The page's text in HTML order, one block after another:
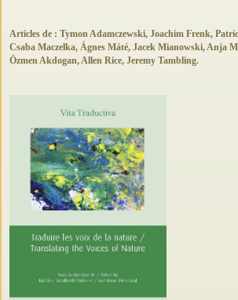
Articles de : Tymon Adamczewski, Joachim Frenk,
Csaba Maczelka, Ágnes Máté, Jacek Mianowski, Anja
Özmen Akdogan, Allen Rice, Jeremy Tambling.